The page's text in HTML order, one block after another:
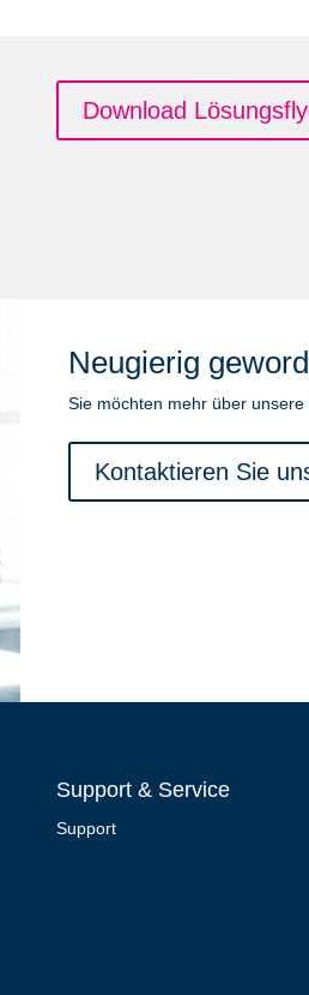
Download
Neugierig
Sie möchten mehr über
Kontaktieren Sie
Support & Service
Support